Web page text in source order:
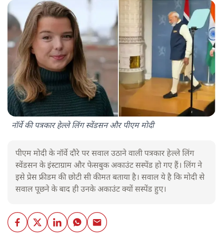
नॉर्वे की पत्रकार हेल्ले लिंग स्वेंडसन और पीएम मोदी
पीएम मोदी के नॉर्वे दौरे पर सवाल उठाने वाली पत्रकार हेल्ले लिंग
स्वेंडसन के इंस्टाग्राम और फेसबुक अकाउंट सस्पेंड हो गए हैं। लिंग ने
इसे प्रेस फ्रीडम की छोटी सी कीमत बताया है। सवाल ये है कि मोदी से
सवाल पूछने के बाद ही उनके अकाउंट क्यों सस्पेंड हुए।